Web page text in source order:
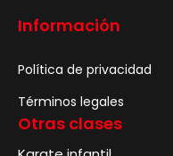
Información
Política de privacidad
Términos legales
Otras clases